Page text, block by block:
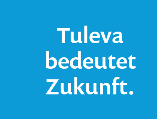
Tuleva
bedeutet
Zukunft.